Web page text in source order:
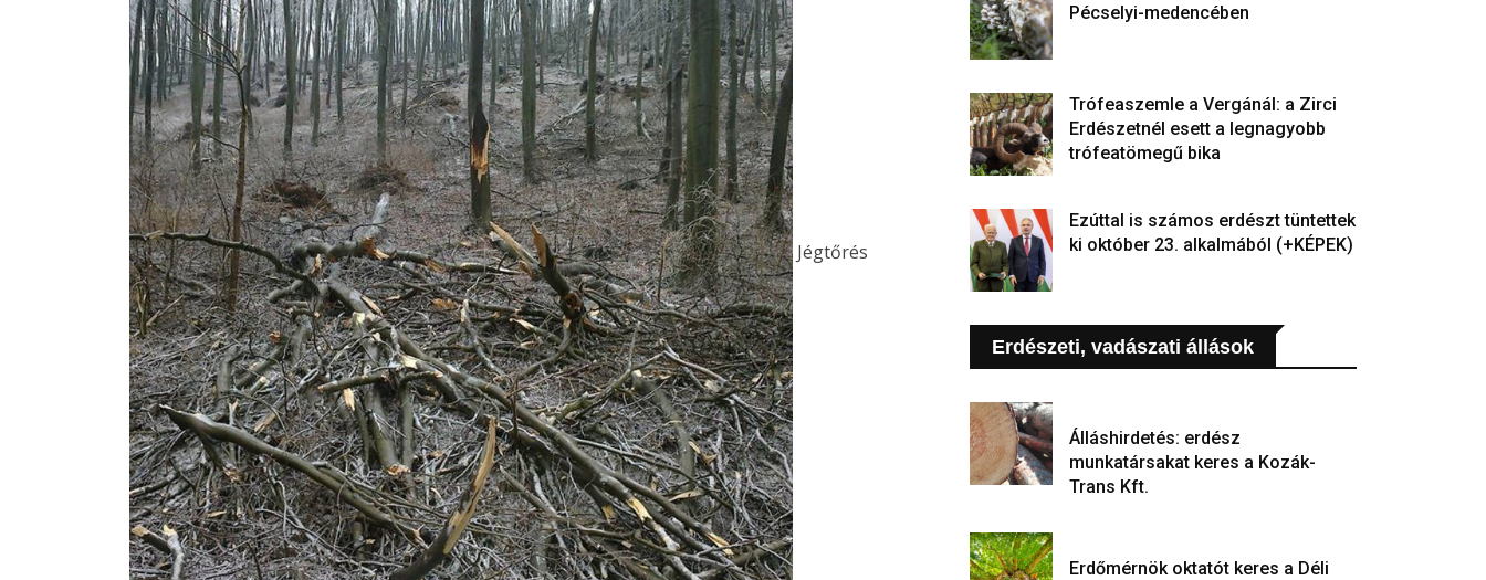
Jégtőrés
Pécselyi-medencében
Trófeaszemle a Vergánál: a Zirci
Erdészetnél esett a legnagyobb
trófeatömegű bika
Ezúttal is számos erdészt tüntettek
ki október 23. alkalmából (+KÉPEK)
Erdészeti, vadászati állások
Álláshirdetés: erdész
munkatársakat keres a Kozák-
Trans Kft.
Erdőmérnök oktatót keres a Déli